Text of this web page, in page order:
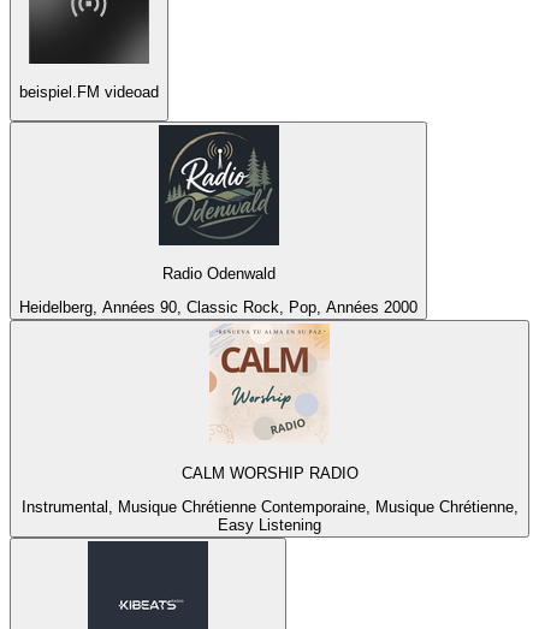
beispiel.FM videoad
Radio Odenwald
Heidelberg, Années 90, Classic Rock, Pop, Années 2000
CALM WORSHIP RADIO
Instrumental, Musique Chrétienne Contemporaine, Musique Chrétienne,
Easy Listening